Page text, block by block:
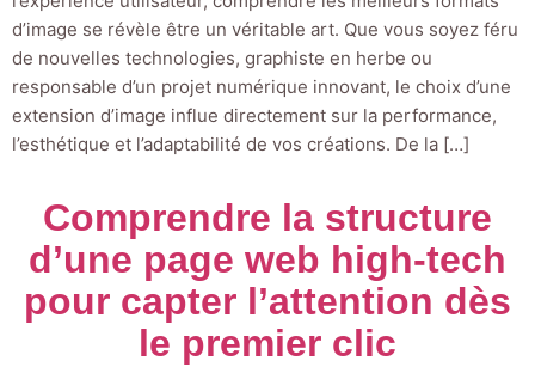
d’image se révèle être un véritable art. Que vous soyez féru
de nouvelles technologies, graphiste en herbe ou
responsable d’un projet numérique innovant, le choix d’une
extension d’image influe directement sur la performance,
l’esthétique et l’adaptabilité de vos créations. De la […]
Comprendre la structure
d’une page web high-tech
pour capter l’attention dès
le premier clic